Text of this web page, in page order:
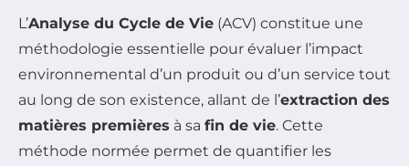
L’Analyse du Cycle de Vie (ACV) constitue une
méthodologie essentielle pour évaluer l’impact
environnemental d’un produit ou d’un service tout
au long de son existence, allant de l’extraction des
matières premières à sa fin de vie. Cette
méthode normée permet de quantifier les